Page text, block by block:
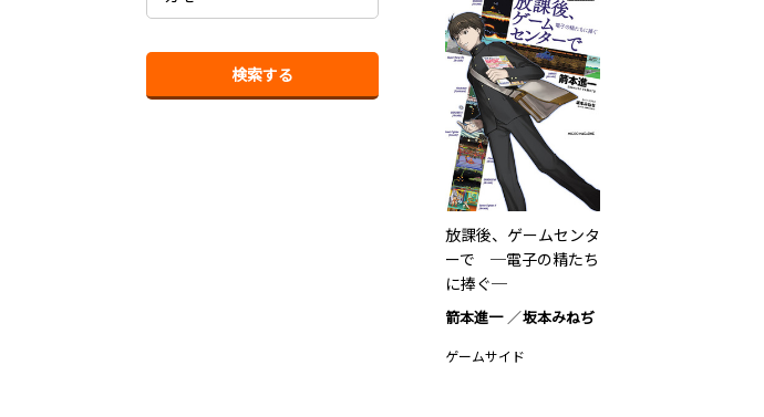
放課後、ゲームセンタ
ーで ─電子の精たち
に捧ぐ─
箭本進一 坂本みねぢ
ゲームサイド